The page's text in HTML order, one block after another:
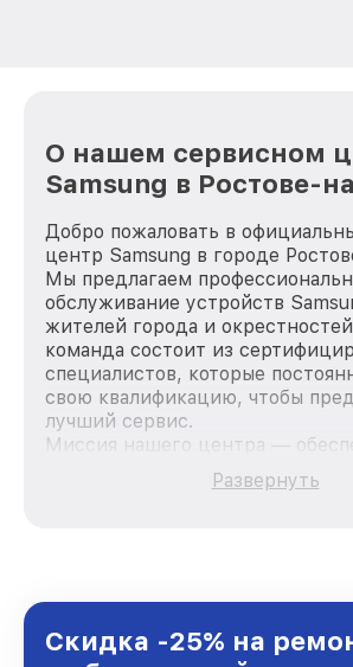
О нашем сервисном
Samsung в Ростове-
Добро пожаловать в
центр Samsung в городе
Мы предлагаем
обслуживание устройств
жителей города и
команда состоит из
специалистов, которые
свою квалификацию, чтобы
лучший сервис.
Миссия нашего центра —
качественный и доступный
каждого пользователя
городе Ростове-на-Дону,
уровень доверия и лояльности
Развернуть
Скидка -25% на